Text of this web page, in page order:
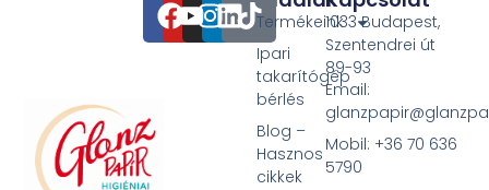
Termékeink
Ipari
takarítógép
bérlés
Blog –
Hasznos
cikkek
1033 Budapest,
Szentendrei út
89-93
Email:
Mobil: +36 70 636
5790